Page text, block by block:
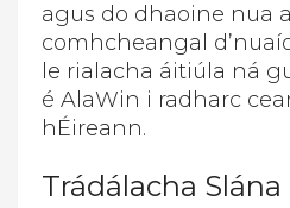
agus do dhaoine nua
comhcheangal
le rialacha áitiúla ná
é AlaWin i radharc
hÉireann.
Trádálacha Slána